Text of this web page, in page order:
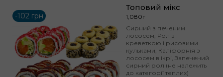
-102 грн
Топовий мікс
1,080г
Сирний з печеним
лососем, Рол з
креветкою і рисовими
кульками, Каліфорнія з
лососем в ікрі, Запечений
сирний рол (не належить
до категорії теплих)